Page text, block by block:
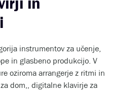
instrumentov za učenje,
in glasbeno produkcijo. V
oziroma arrangerje z ritmi in
dom,, digitalne klavirje za